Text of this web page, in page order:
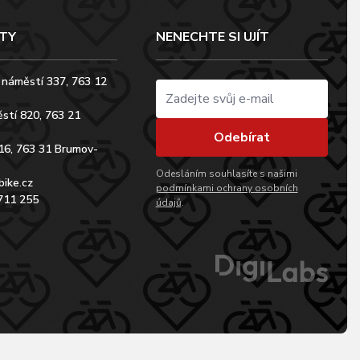
337, 763 12
820, 763 21
763 31 Brumov-
255
NENECHTE SI UJÍT
Odebírat
Odesláním souhlasíte s našimi
podmínkami ochrany osobních
údajů.